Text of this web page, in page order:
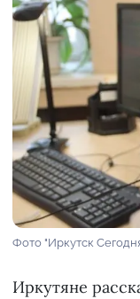
Фото "Иркутск
Иркутяне